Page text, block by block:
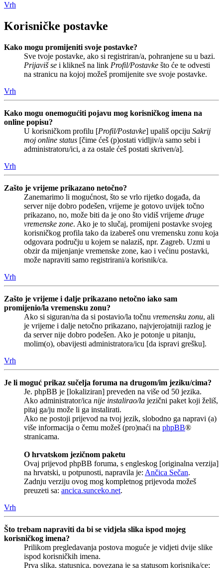
Vrh
Korisničke postavke
Kako mogu promijeniti svoje postavke?
Sve tvoje postavke, ako si registriran/a, pohranjene su u bazi.
Prijaviš se i klikneš na link Profil/Postavke što će te odvesti
na stranicu na kojoj možeš promijenite sve svoje postavke.
Vrh
Kako mogu onemogućiti pojavu mog korisničkog imena na
online popisu?
U korisničkom profilu [Profil/Postavke] upališ opciju Sakrij
moj online status [čime ćeš (p)ostati vidljiv/a samo sebi i
administratoru/ici, a za ostale ćeš postati skriven/a].
Vrh
Zašto je vrijeme prikazano netočno?
Zanemarimo li mogućnost, što se vrlo rijetko događa, da
server nije dobro podešen, vrijeme je gotovo uvijek točno
prikazano, no, može biti da je ono što vidiš vrijeme druge
vremenske zone. Ako je to slučaj, promijeni postavke svojeg
korisničkog profila tako da izabereš onu vremensku zonu koja
odgovara području u kojem se nalaziš, npr. Zagreb. Uzmi u
obzir da mijenjanje vremenske zone, kao i većinu postavki,
može napraviti samo registrirani/a korisnik/ca.
Vrh
Zašto je vrijeme i dalje prikazano netočno iako sam
promijenio/la vremensku zonu?
Ako si siguran/na da si postavio/la točnu vremensku zonu, ali
je vrijeme i dalje netočno prikazano, najvjerojatniji razlog je
da server nije dobro podešen. Ako je potonje u pitanju,
molim(o), obavijesti administratora/icu [da ispravi grešku].
Vrh
Je li moguć prikaz sučelja foruma na drugom/im jeziku/cima?
Je. phpBB je [lokaliziran] preveden na više od 50 jezika.
Ako administrator/ica nije instalirao/la jezični paket koji želiš,
pitaj ga/ju može li ga instalirati.
Ako ne postoji prijevod na tvoj jezik, slobodno ga napravi (a)
više informacija o čemu možeš (pro)naći na phpBB®
stranicama.
O hrvatskom jezičnom paketu
Ovaj prijevod phpBB foruma, s engleskog [originalna verzija]
na hrvatski, u potpunosti, napravila je: Ančica Sečan.
Zadnju verziju ovog mog kompletnog prijevoda možeš
preuzeti sa: ancica.sunceko.net.
Vrh
Što trebam napraviti da bi se vidjela slika ispod mojeg
korisničkog imena?
Prilikom pregledavanja postova moguće je vidjeti dvije slike
ispod korisničkih imena.
Prva slika, statusnica, povezana je sa statusom korisnika/ce;